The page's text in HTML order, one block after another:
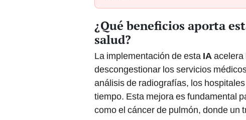
¿Qué beneficios aporta
salud?
La implementación de esta IA acelera
descongestionar los servicios
análisis de radiografías, los
tiempo. Esta mejora es fundamental
como el cáncer de pulmón, donde un